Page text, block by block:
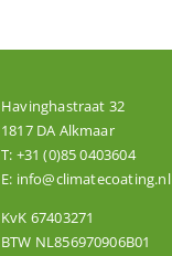
Havinghastraat 32
1817 DA Alkmaar
T: +31 (0)85 0403604
E: info@climatecoating.nl
KvK 67403271
BTW NL856970906B01